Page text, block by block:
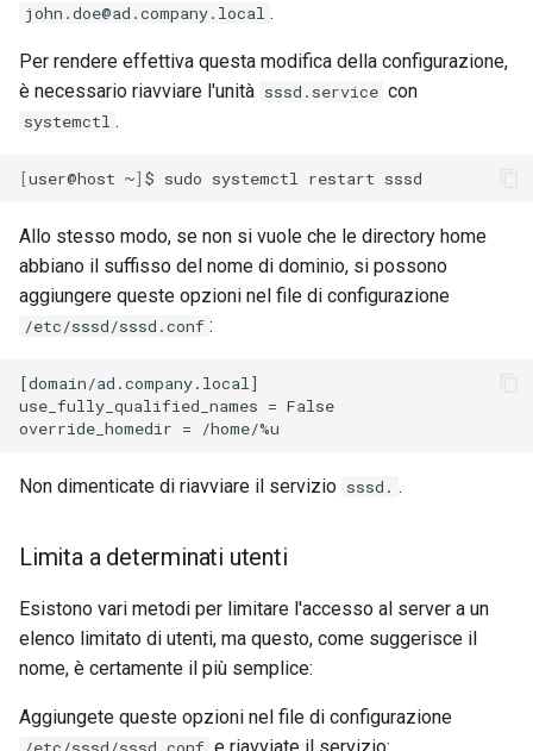
john.doe@ad.company.local .
Per rendere effettiva questa modifica della configurazione,
è necessario riavviare l'unità sssd.service con
systemctl .
[user@host ~] $ sudo systemctl restart
Allo stesso modo, se non si vuole che le directory home
abbiano il suffisso del nome di dominio, si possono
aggiungere queste opzioni nel file di configurazione
/etc/sssd/sssd.conf :
[domain/ad.company.local]
use_fully_qualified_names = False
Non dimenticate di riavviare il servizio sssd. .
Limita a determinati utenti
Esistono vari metodi per limitare l'accesso al server a un
elenco limitato di utenti, ma questo, come suggerisce il
nome, è certamente il più semplice:
Aggiungete queste opzioni nel file di configurazione